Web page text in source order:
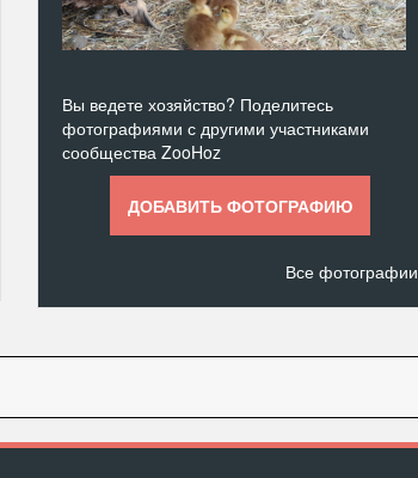
Вы ведете хозяйство? Поделитесь
фотографиями с другими участниками
сообщества ZooHoz
ДОБАВИТЬ ФОТОГРАФИЮ
Все фотографии